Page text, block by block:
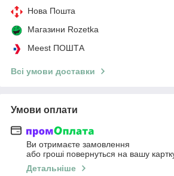
Нова Пошта
Магазини Rozetka
Meest ПОШТА
Всі умови доставки
Умови оплати
Ви отримаєте замовлення
або гроші повернуться на вашу
Детальніше